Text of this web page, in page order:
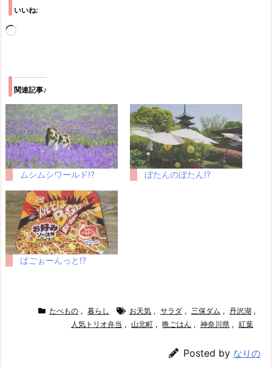
いいね:
み
中…
関連記事♪
ムシムシワールド!? ぼたんのぼたん!?
ばごぉーんっと!?
たべもの , 暮らし お天気 , サラダ , 三保ダム , 丹沢湖 ,
人気トリオ弁当 , 山北町 , 晩ごはん , 神奈川県 , 紅葉
Posted by なりの